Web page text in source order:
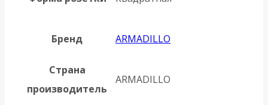
Бренд ARMADILLO
Страна
производитель
ARMADILLO